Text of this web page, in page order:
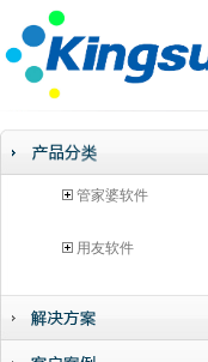
管家婆软件
用友软件